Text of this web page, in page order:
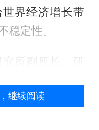
界经济增长带
稳定性。
所副所长、研
自地缘政治局
继续阅读